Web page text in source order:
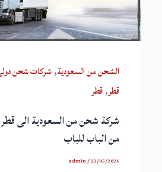
الشحن من السعودية,شركات شحن
قطر,قطر
شركة شحن من السعودية الى
من الباب للباب
admin/23/05/2026